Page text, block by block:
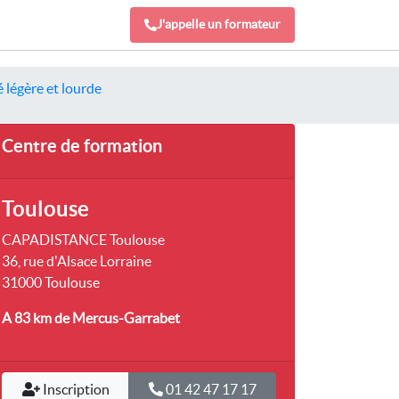
J'appelle un formateur
légère et lourde
Centre de formation
Toulouse
CAPADISTANCE Toulouse
36, rue d'Alsace Lorraine
31000 Toulouse
A 83 kmde Mercus-Garrabet
Inscription 01 42 47 17 17